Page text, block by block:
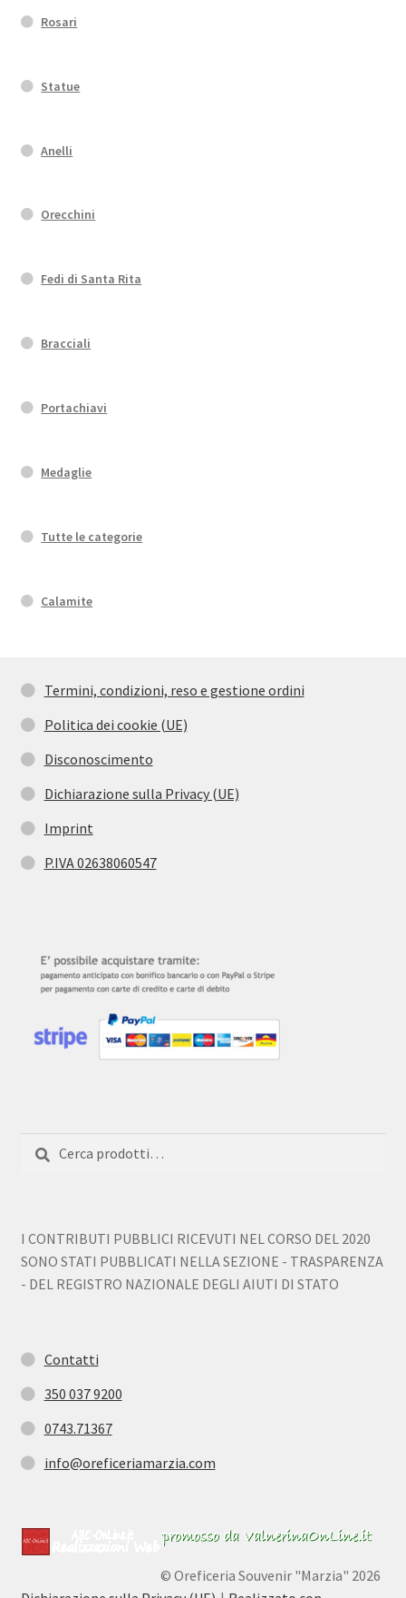
Rosari
Statue
Anelli
Orecchini
Fedi di Santa Rita
Bracciali
Portachiavi
Medaglie
Tutte le categorie
Calamite
Termini, condizioni, reso e gestione ordini
Politica dei cookie (UE)
Disconoscimento
Dichiarazione sulla Privacy (UE)
Imprint
P.IVA 02638060547
I CONTRIBUTI PUBBLICI RICEVUTI NEL CORSO DEL 2020
SONO STATI PUBBLICATI NELLA SEZIONE - TRASPARENZA
- DEL REGISTRO NAZIONALE DEGLI AIUTI DI STATO
Contatti
350 037 9200
0743.71367
info@oreficeriamarzia.com
© Oreficeria Souvenir "Marzia" 2026